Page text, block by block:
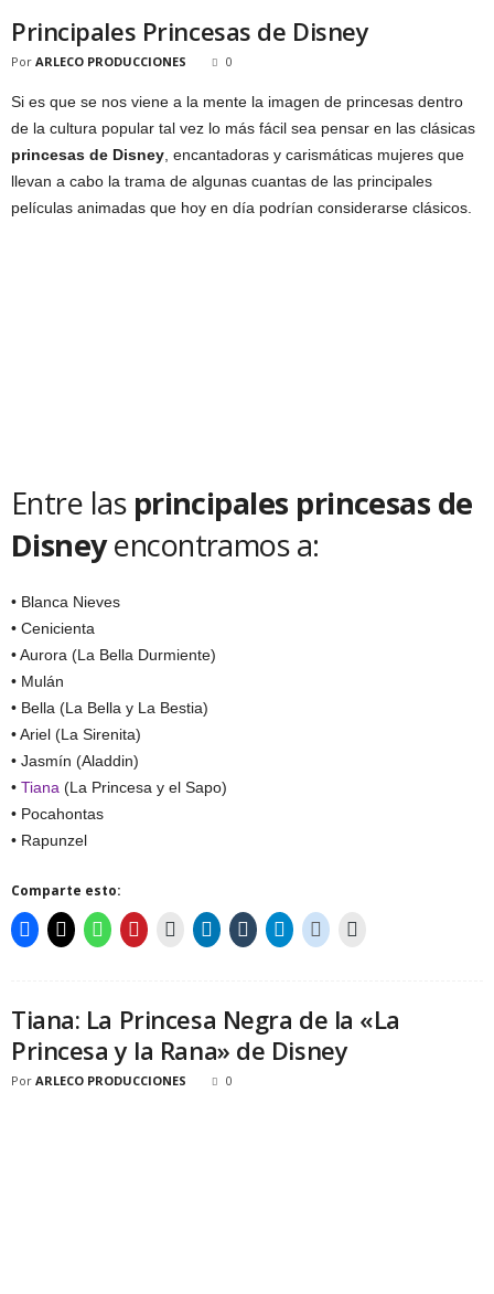
Principales Princesas de Disney
Por ARLECO PRODUCCIONES 0
Si es que se nos viene a la mente la imagen de princesas dentro
de la cultura popular tal vez lo más fácil sea pensar en las clásicas
princesas de Disney , encantadoras y carismáticas mujeres que
llevan a cabo la trama de algunas cuantas de las principales
películas animadas que hoy en día podrían considerarse clásicos.
Entre las principales princesas de
Disneyencontramos a:
• Blanca Nieves
• Cenicienta
• Aurora (La Bella Durmiente)
• Mulán
• Bella (La Bella y La Bestia)
• Ariel (La Sirenita)
• Jasmín (Aladdin)
• Tiana (La Princesa y el Sapo)
• Pocahontas
• Rapunzel
Comparte esto:
Tiana: La Princesa Negra de la «La
Princesa y la Rana» de Disney
Por ARLECO PRODUCCIONES 0